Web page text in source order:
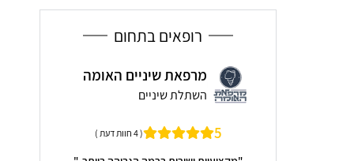
מונחים קשורים
לסת רופאים בתחום
מרפאת שיניים האומה
השתלת שיניים
5 ( 4 חוות דעת )